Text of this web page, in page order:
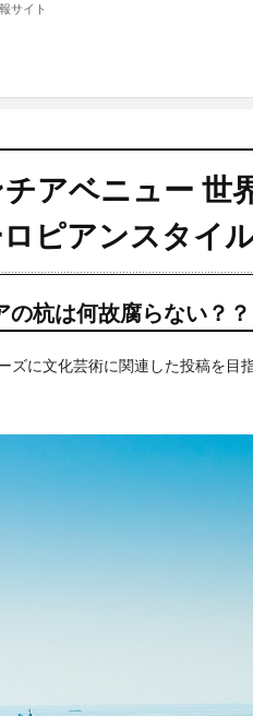
サイト
チアベニュー 世
ピアンスタイ
の杭は何故腐らない？？
ズに文化芸術に関連した投稿を目